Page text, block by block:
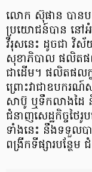
លោក ស៊ុផាន បាន​ប
ប្រយោជន៍​​បាន នៅ
វីរុសនេះ ដូចជា វិ
សុខាភិបាល ផលិតផ
ជាដើម។ ផលិតផល​ក្
ព្រោះវាជាឧបករណ៍
សាប៊ូ ឬទឹក​លាងដៃ
ជំនាញសេដ្ឋកិច្ចថៃ
ទាំងនេះ នឹង​ទទួលប
ពង្រីកទីផ្សារ​​បន្ថែ